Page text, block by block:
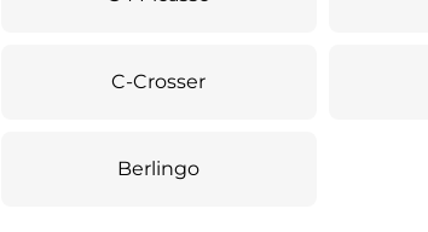
C-Crosser
Berlingo